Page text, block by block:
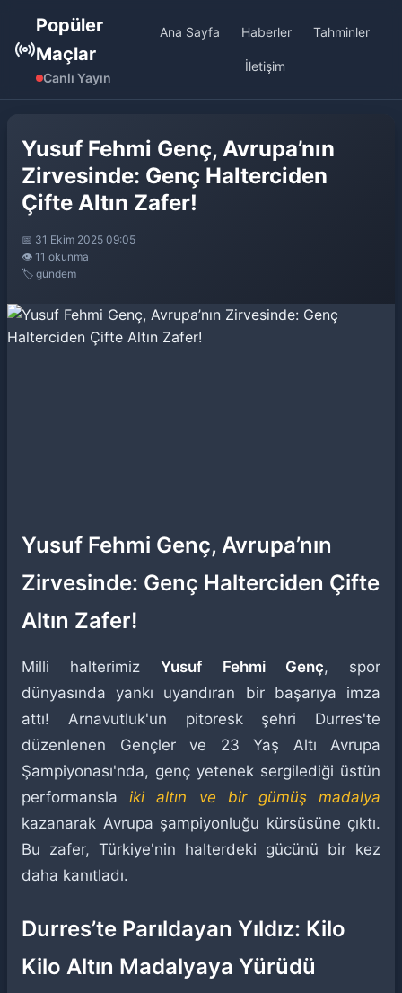
Popüler
Maçlar
Canlı Yayın
Ana Sayfa Haberler Tahminler
İletişim
Yusuf Fehmi Genç, Avrupa’nın
Zirvesinde: Genç Halterciden
Çifte Altın Zafer!
📅 31 Ekim 2025 09:05
👁️ 11 okunma
🏷️ gündem
Yusuf Fehmi Genç, Avrupa’nın
Zirvesinde: Genç Halterciden Çifte
Altın Zafer!
Milli halterimizYusuf Fehmi Genç, spor
dünyasında yankı uyandıran bir başarıya imza
attı! Arnavutluk'un pitoresk şehri Durres'te
düzenlenen Gençler ve 23 Yaş Altı Avrupa
Şampiyonası'nda, genç yetenek sergilediği üstün
performanslaiki altın ve bir gümüş madalya
kazanarak Avrupa şampiyonluğu kürsüsüne çıktı.
Bu zafer, Türkiye'nin halterdeki gücünü bir kez
daha kanıtladı.
Durres’te Parıldayan Yıldız: Kilo
Kilo Altın Madalyaya Yürüdü